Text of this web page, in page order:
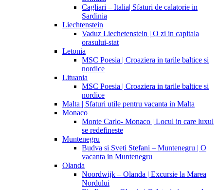
Cagliari – Italia| Sfaturi de calatorie in
Sardinia
Liechtenstein
Vaduz Liechetenstein | O zi in capitala
orasului-stat
Letonia
MSC Poesia | Croaziera in tarile baltice si
nordice
Lituania
MSC Poesia | Croaziera in tarile baltice si
nordice
Malta | Sfaturi utile pentru vacanta in Malta
Monaco
Monte Carlo- Monaco | Locul in care luxul
se redefineste
Muntenegru
Budva si Sveti Stefani – Muntenegru | O
vacanta in Muntenegru
Olanda
Noordwijk – Olanda | Excursie la Marea
Nordului